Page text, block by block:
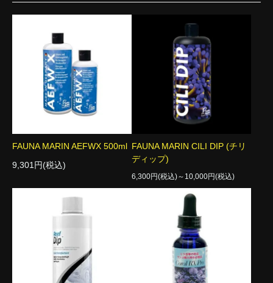
FAUNA MARIN AEFWX 500ml
9,301円(税込)
FAUNA MARIN CILI DIP (チリ
ディップ)
6,300円(税込)～10,000円(税込)